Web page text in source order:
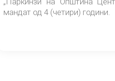
мандат од 4 (четири) години.